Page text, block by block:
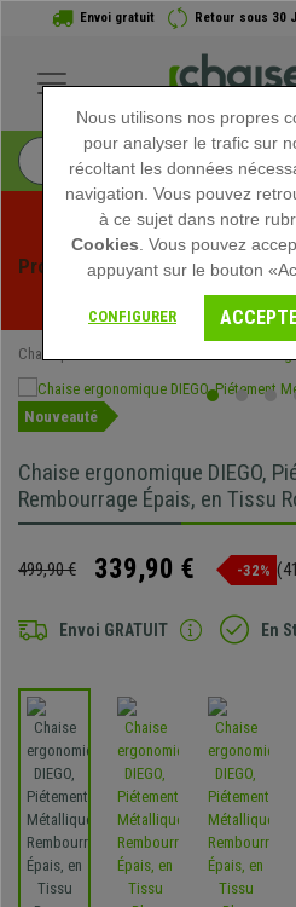
Envoi gratuit Retour sous 30
Profitez des soldes d'été chez
exclusives pour une
Chaisepro
Nouveauté
Chaise ergonomique DIEGO,
Rembourrage Épais, en Tissu
499,90 € 339,90 € -32%
Envoi GRATUIT En
Nous utilisons nos propres
pour analyser le trafic sur
récoltant les données
navigation. Vous pouvez
à ce sujet dans notre
Cookies . Vous pouvez
appuyant sur le bouton
CONFIGURER